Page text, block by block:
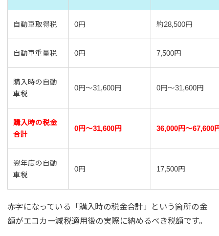
自動車取得税 0円 約28,500円
自動車重量税 0円 7,500円
購入時の自動
車税
0円～31,600円 0円～31,600円
購入時の税金
合計
0円～31,600円 36,000円～67,600
翌年度の自動
車税
0円 17,500円
赤字になっている「購入時の税金合計」という箇所の金
額がエコカー減税適用後の実際に納めるべき税額です。